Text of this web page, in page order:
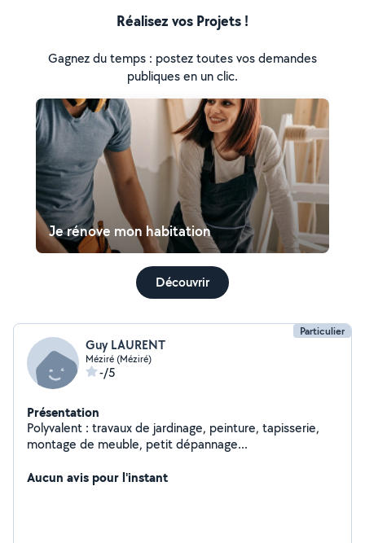
Réalisez vos Projets !
Gagnez du temps : postez toutes vos demandes
publiques en un clic.
Je rénove mon habitation
Découvrir
Particulier
Guy LAURENT
Méziré (Méziré)
-/5
Présentation
Polyvalent : travaux de jardinage, peinture, tapisserie,
montage de meuble, petit dépannage...
Aucun avis pour l'instant